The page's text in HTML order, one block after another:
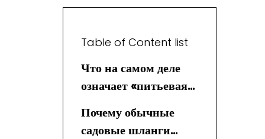
Table of Content list
Что на самом деле
означает «питьевая»
Почему обычные
садовые шланги